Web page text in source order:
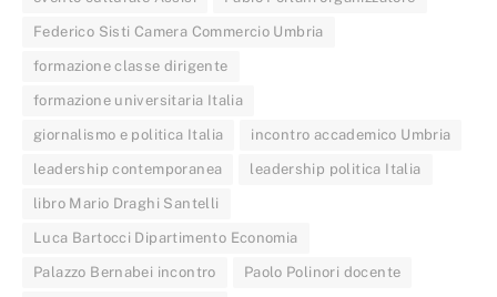
Federico Sisti Camera Commercio Umbria
formazione classe dirigente
formazione universitaria Italia
giornalismo e politica Italia incontro accademico Umbria
leadership contemporanea leadership politica Italia
libro Mario Draghi Santelli
Luca Bartocci Dipartimento Economia
Palazzo Bernabei incontro Paolo Polinori docente